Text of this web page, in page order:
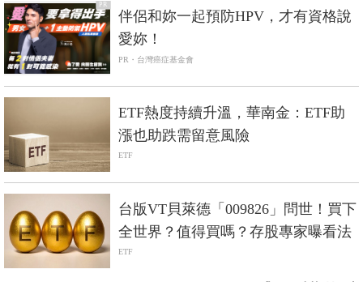
PR
伴侶和妳一起預防HPV，才有資格說
愛妳！
PR・台灣癌症基金會
ETF熱度持續升溫，華南金：ETF助
漲也助跌需留意風險
ETF
台版VT貝萊德「009826」問世！買下
全世界？值得買嗎？存股專家曝看法
ETF